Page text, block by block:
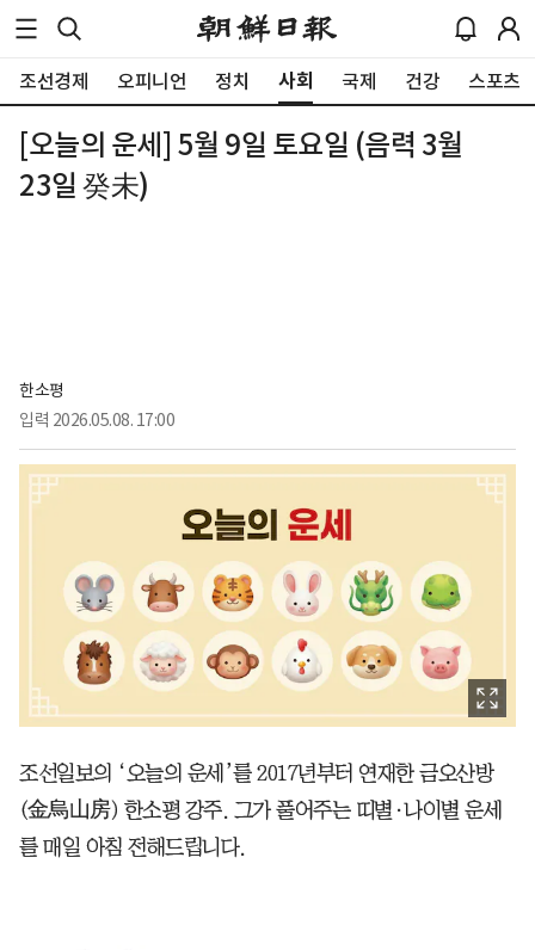
조선경제 오피니언 정치 사회 국제 건강 스포츠
[오늘의 운세] 5월 9일 토요일 (음력 3월
23일 癸未)
한소평
입력 2026.05.08. 17:00
조선일보의 ‘오늘의 운세’를 2017년부터 연재한 금오산방
(金烏山房) 한소평 강주. 그가 풀어주는 띠별·나이별 운세
를 매일 아침 전해드립니다.